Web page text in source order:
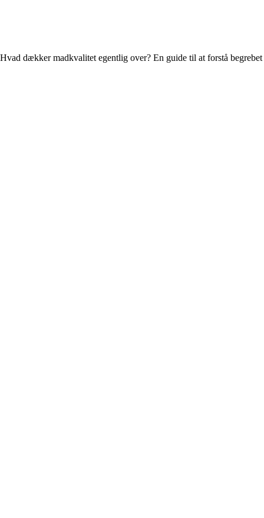
Hvad dækker madkvalitet egentlig over? En guide til at forstå begrebet